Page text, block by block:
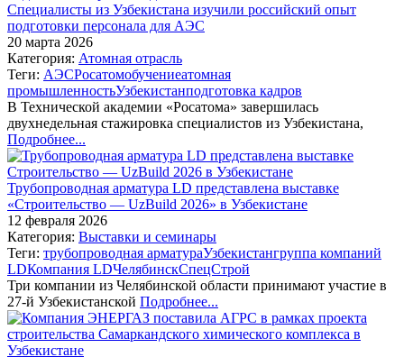
Специалисты из Узбекистана изучили российский опыт
подготовки персонала для АЭС
20 марта 2026
Категория: Атомная отрасль
Теги: АЭСРосатомобучениеатомная
промышленностьУзбекистанподготовка кадров
В Технической академии «Росатома» завершилась
двухнедельная стажировка специалистов из Узбекистана,
Подробнее...
Трубопроводная арматура LD представлена выставке
«Строительство — UzBuild 2026» в Узбекистане
12 февраля 2026
Категория: Выставки и семинары
Теги: трубопроводная арматураУзбекистангруппа компаний
LDКомпания LDЧелябинскСпецСтрой
Три компании из Челябинской области принимают участие в
27-й Узбекистанской Подробнее...